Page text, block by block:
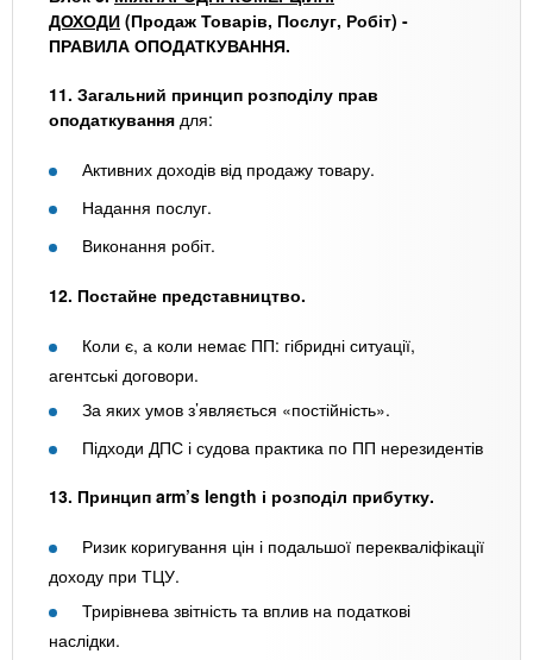
ДОХОДИ (Продаж Товарів, Послуг, Робіт) -
ПРАВИЛА ОПОДАТКУВАННЯ.
11. Загальний принцип розподілу прав
оподаткування для:
Активних доходів від продажу товару.
Надання послуг.
Виконання робіт.
12. Постайне представництво.
Коли є, а коли немає ПП: гібридні ситуації,
агентські договори.
За яких умов з’являється «постійність».
Підходи ДПС і судова практика по ПП нерезидентів
13. Принцип arm’s length і розподіл прибутку.
Ризик коригування цін і подальшої перекваліфікації
доходу при ТЦУ.
Трирівнева звітність та вплив на податкові
наслідки.